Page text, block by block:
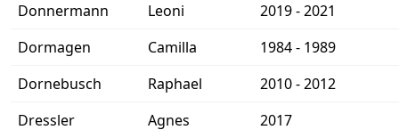
Donnermann
Leoni
2019 - 2021
Dormagen
Camilla
1984 - 1989
Dornebusch
Raphael
2010 - 2012
Dressler
Agnes
2017